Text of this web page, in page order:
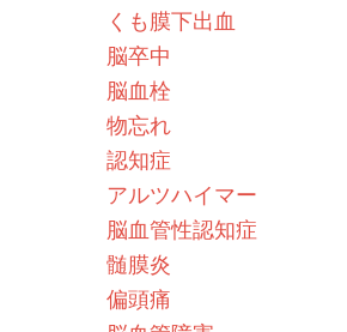
くも膜下出血
脳卒中
脳血栓
物忘れ
認知症
アルツハイマー
脳血管性認知症
髄膜炎
偏頭痛